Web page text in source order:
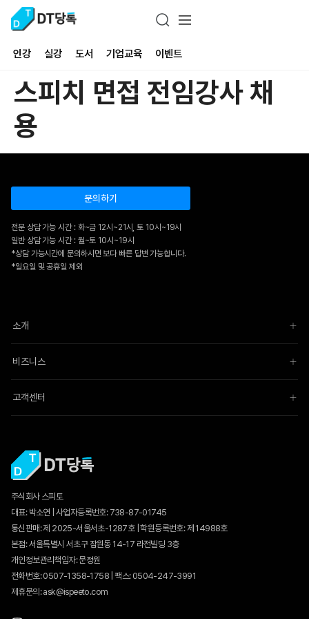
인강 실강 도서 기업교육 이벤트
스피치 면접 전임강사 채
용
문의하기
전문 상담 가능 시간 : 화~금 12시~21시, 토 10시~19시
일반 상담 가능 시간 : 월~토 10시~19시
*상담 가능시간에 문의하시면 보다 빠른 답변 가능합니다.
*일요일 및 공휴일 제외
소개
비즈니스
고객센터
주식회사 스피토
대표: 박소연 | 사업자등록번호: 738-87-01745
통신판매:제 2025-서울서초-1287호| 학원등록번호: 제 14988호
본점: 서울특별시 서초구 잠원동 14-17 라전빌딩 3층
개인정보관리책임자: 문정원
전화번호: 0507-1358-1758 | 팩스: 0504-247-3991
제휴문의: ask@ispeeto.com